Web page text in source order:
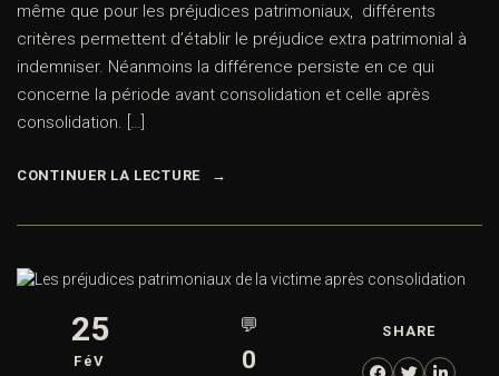
même que pour les préjudices patrimoniaux, différents
critères permettent d’établir le préjudice extra patrimonial à
indemniser. Néanmoins la différence persiste en ce qui
concerne la période avant consolidation et celle après
consolidation. […]
CONTINUER LA LECTURE
25
FéV
💬
0
SHARE